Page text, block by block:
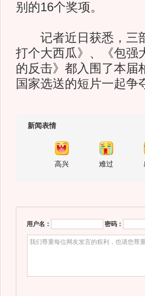
别的16个奖项。
记者近日获悉，三部
打个大西瓜》、《包强
的反击》都入围了本届
国家选送的短片一起争
新闻表情
高兴 难过
用户名： 密码：